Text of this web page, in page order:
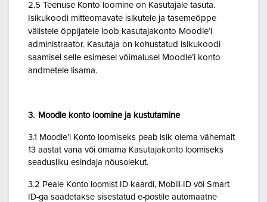
2.5 Teenuse Konto loomine on Kasutajale tasuta.
Isikukoodi mitteomavate isikutele ja tasemeõppe
välistele õppijatele loob kasutajakonto Moodle’i
administraator. Kasutaja on kohustatud isikukoodi
saamisel selle esimesel võimalusel Moodle’i konto
andmetele lisama.
3. Moodle konto loomine ja kustutamine
3.1 Moodle’i Konto loomiseks peab isik olema vähemalt
13 aastat vana või omama Kasutajakonto loomiseks
seadusliku esindaja nõusolekut.
3.2 Peale Konto loomist ID-kaardi, Mobiil-ID või Smart
ID-ga saadetakse sisestatud e-postile automaatne